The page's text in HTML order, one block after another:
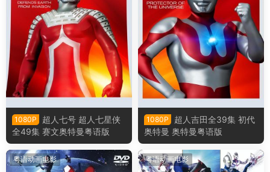
1080P
超人七号 超人七星侠
全49集 赛文奥特曼粤语版
1080P
超人吉田全39集 初代
奥特曼 奥特曼粤语版
粤语动画电影 粤语动画电影